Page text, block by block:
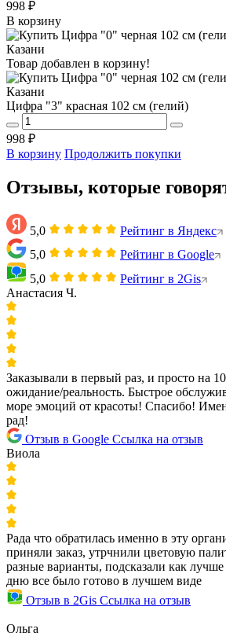
998 ₽
В корзину
Товар добавлен в корзину!
Цифра "3" красная 102 см (гелий)
998 ₽
В корзину Продолжить покупки
Отзывы, которые
5,0
Рейтинг в Яндекс
5,0
Рейтинг в Google
5,0
Рейтинг в 2Gis
Анастасия Ч.
Заказывали в первый раз, и просто на
ожидание/реальность. Быстрое
море эмоций от красоты! Спасибо!
рад!
Отзыв в Google Ссылка на отзыв
Виола
Рада что обратилась именно в эту
приняли заказ, утрчнили цветовую
разные варианты, подсказали как
дню все было готово в лучшем виде
Отзыв в 2Gis Ссылка на отзыв
Ольга